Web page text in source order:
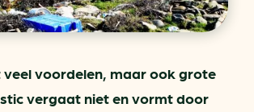
veel voordelen, maar ook grote
vergaat niet en vormt door